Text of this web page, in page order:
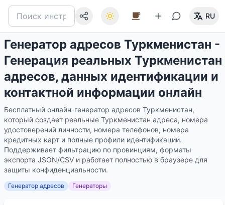
RU
Генератор адресов Туркменистан -
Генерация реальных Туркменистан
адресов, данных идентификации и
контактной информации онлайн
Бесплатный онлайн-генератор адресов Туркменистан,
который создает реальные Туркменистан адреса, номера
удостоверений личности, номера телефонов, номера
кредитных карт и полные профили идентификации.
Поддерживает фильтрацию по провинциям, форматы
экспорта JSON/CSV и работает полностью в браузере для
защиты конфиденциальности.
Генератор адресов Генераторы